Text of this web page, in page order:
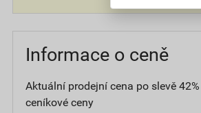
Informace o ceně
Aktuální prodejní cena po slevě
ceníkové ceny